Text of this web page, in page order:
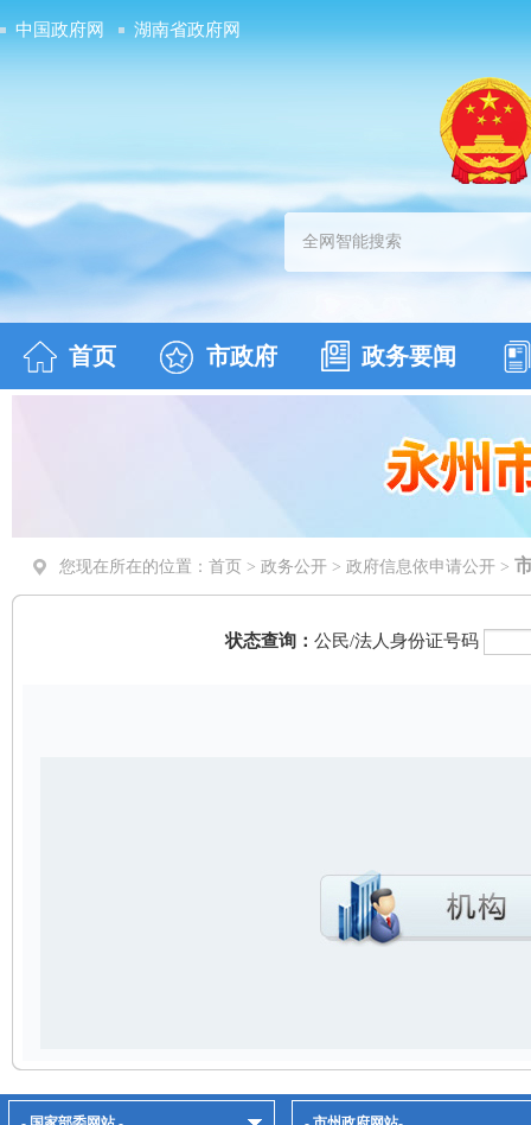
中国政府网 湖南省政府网
首页 市政府 政务要闻
您现在所在的位置： 首页 > 政务公开 > 政府信息依申请公开 >
状态查询： 公民/法人身份证号码